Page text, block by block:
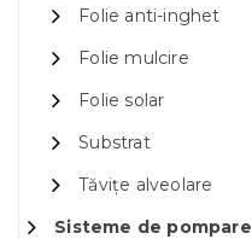
Folie anti-inghet
Folie mulcire
Folie solar
Substrat
Tăvițe alveolare
Sisteme de pompare